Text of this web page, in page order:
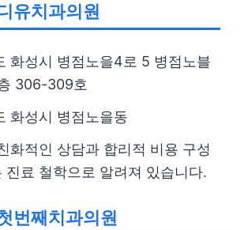
유치과의원
화성시 병점노을4로 5 병점노블
306-309호
화성시 병점노을동
화적인 상담과 합리적 비용 구성
진료 철학으로 알려져 있습니다.
번째치과의원